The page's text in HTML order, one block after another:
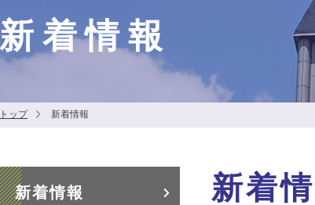
新着情報
トップ 新着情報
新着
新着情報